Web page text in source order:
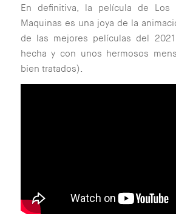
En definitiva, la película de Los
Maquinas es una joya de la
de las mejores películas del
hecha y con unos hermosos
bien tratados).